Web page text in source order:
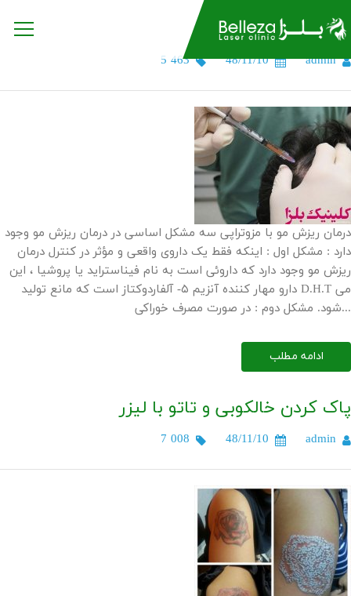
مزوتراپی مو و PRP
admin
48/11/10
5 463
درمان ریزش مو با مزوتراپی سه مشکل اساسی در درمان ریزش مو وجود
دارد : مشکل اول : اینکه فقط یک داروی واقعی و مؤثر در کنترل درمان
ریزش مو وجود دارد که داروئی است به نام فیناستراید یا پروشیا ، این
دارو مهار کننده آنزیم ۵- آلفاردوکتاز است که مانع تولید D.H.T می
شود. مشکل دوم : در صورت مصرف خوراکی...
ادامه مطلب
پاک کردن خالکوبی و تاتو با لیزر
admin
48/11/10
7 008